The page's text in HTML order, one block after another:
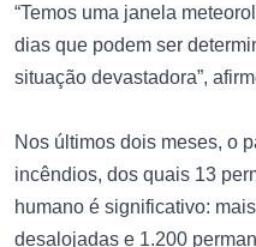
“Temos uma janela
dias que podem ser
situação devastadora”,
Nos últimos dois meses, o
incêndios, dos quais 13
humano é significativo:
desalojadas e 1.200